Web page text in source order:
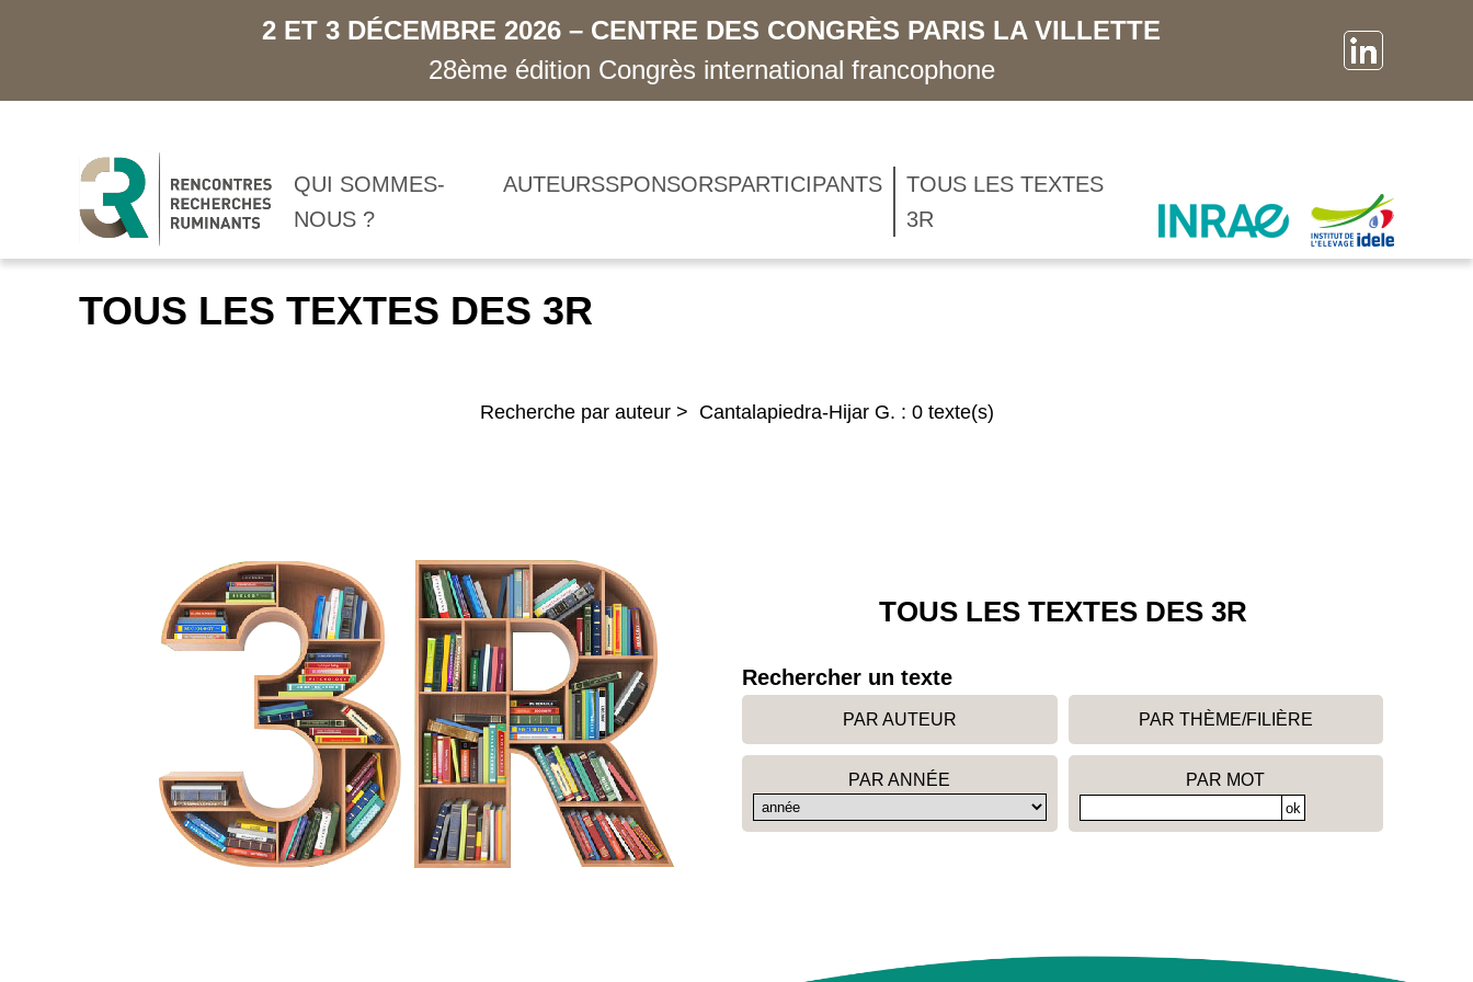
2 ET 3 DÉCEMBRE 2026 – CENTRE DES CONGRÈS PARIS LA VILLETTE
28ème édition Congrès international francophone
QUI SOMMES-
NOUS ?
AUTEURSSPONSORSPARTICIPANTS
TOUS LES TEXTES
3R
TOUS LES TEXTES DES 3R
Recherche par auteur > Cantalapiedra-Hijar G. : 0 texte(s)
TOUS LES TEXTES DES 3R
Rechercher un texte
PAR AUTEUR PAR THÈME/FILIÈRE
PAR ANNÉE PAR MOT